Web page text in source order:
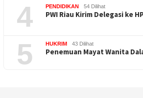
4 PENDIDIKAN 54 Dilihat
PWI Riau Kirim Delegasi ke
5 HUKRIM 43 Dilihat
Penemuan Mayat Wanita